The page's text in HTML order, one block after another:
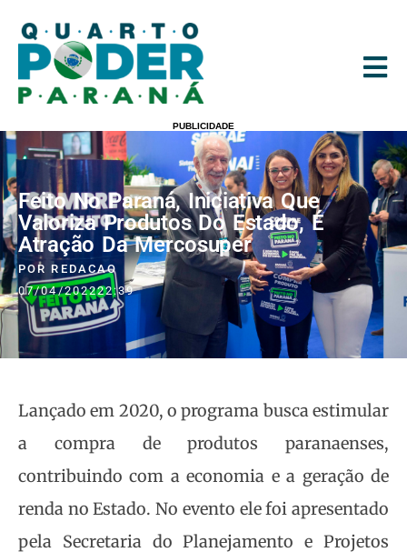
PUBLICIDADE
Feito No Paraná, Iniciativa Que
Valoriza Produtos Do Estado, É
Atração Da Mercosuper
POR REDACAO
07/04/202222:39
Lançado em 2020, o programa busca estimular
a compra de produtos paranaenses,
contribuindo com a economia e a geração de
renda no Estado. No evento ele foi apresentado
pela Secretaria do Planejamento e Projetos